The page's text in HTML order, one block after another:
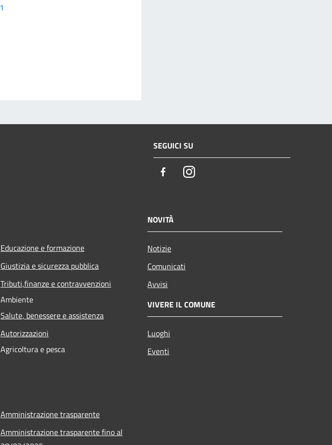
SEGUICI SU
FacebookInstagram
Educazione e formazione
Giustizia e sicurezza pubblica
Tributi,finanze e contravvenzioni
Ambiente
Salute, benessere e assistenza
Autorizzazioni
Agricoltura e pesca
NOVITÀ
Notizie
Comunicati
Avvisi
VIVERE IL COMUNE
Luoghi
Eventi
Amministrazione trasparente
Amministrazione trasparente fino al